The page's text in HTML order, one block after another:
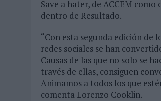
Save a hater, de ACCEM
dentro de Resultado.
“Con esta segunda edición de
redes sociales se han
Causas de las que no solo se
través de ellas, consiguen
Animamos a todos los que
comenta Lorenzo Cooklin.